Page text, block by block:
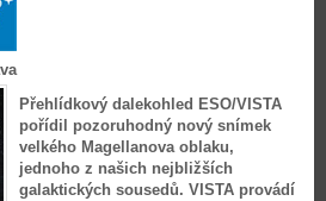
Přehlídkový dalekohled ESO/VISTA
pořídil pozoruhodný nový snímek
velkého Magellanova oblaku,
jednoho z našich nejbližších
galaktických sousedů. VISTA provádí